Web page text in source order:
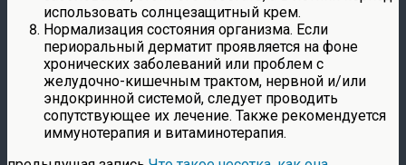
использовать солнцезащитный крем.
Нормализация состояния организма. Если
периоральный дерматит проявляется на фоне
хронических заболеваний или проблем с
желудочно-кишечным трактом, нервной и/или
эндокринной системой, следует проводить
сопутствующее их лечение. Также рекомендуется
иммунотерапия и витаминотерапия.